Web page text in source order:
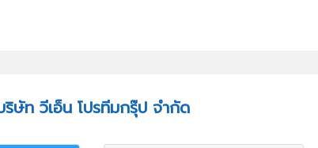
ริษัท วีเอ็น โปรทีมกรุ๊ป จำกัด